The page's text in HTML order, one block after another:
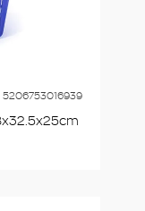
5206753016939